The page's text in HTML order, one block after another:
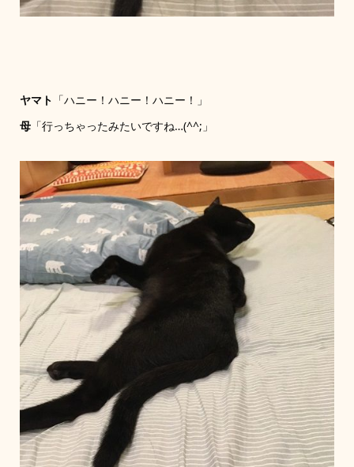
ヤマト 「ハニー！ハニー！ハニー！」
母「行っちゃったみたいですね…(^^;」